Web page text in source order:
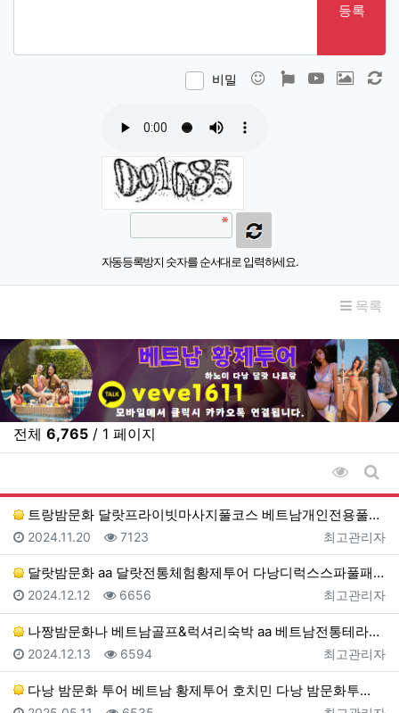
등록
비밀 이모티콘폰트어썸
동영상 이미지
자동등록방지 숫자를 순서대로 입력하세요.
목록
전체 6,765 / 1 페이지
조회순
게
트랑밤문화 달랏프라이빗마사지풀코스 베트남개인전용풀패키지…
등록자
최고관리자
등록일
2024.11.20 조회
7123
달랏밤문화 aa 달랏전통체험황제투어 다낭디럭스스파풀패키…
등록자
최고관리자
등록일
2024.12.12 조회
6656
나짱밤문화나 베트남골프&럭셔리숙박 aa 베트남전통테라피…
등록자
최고관리자
등록일
2024.12.13 조회
6594
다낭 밤문화 투어 베트남 황제투어 호치민 다낭 밤문화투…